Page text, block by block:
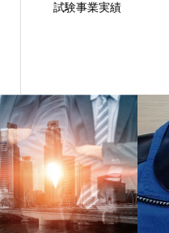
試験事業実績